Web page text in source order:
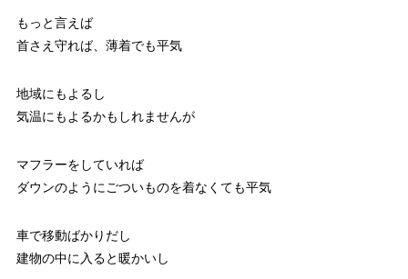
もっと言えば
首さえ守れば、薄着でも平気
地域にもよるし
気温にもよるかもしれませんが
マフラーをしていれば
ダウンのようにごついものを着なくても平気
車で移動ばかりだし
建物の中に入ると暖かいし